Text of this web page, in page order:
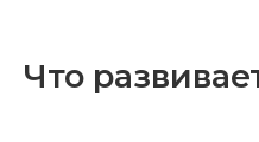
Что